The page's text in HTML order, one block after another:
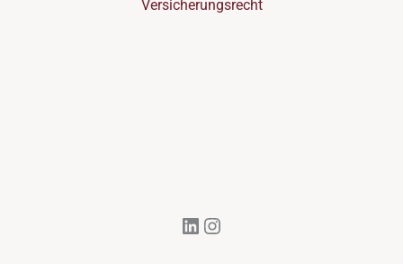
Versicherungsrecht
LinkedIn
Instagram